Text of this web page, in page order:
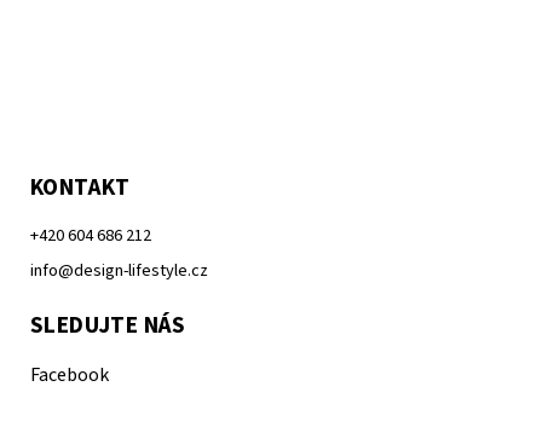
KONTAKT
+420 604 686 212
info@design-lifestyle.cz
SLEDUJTE NÁS
Facebook